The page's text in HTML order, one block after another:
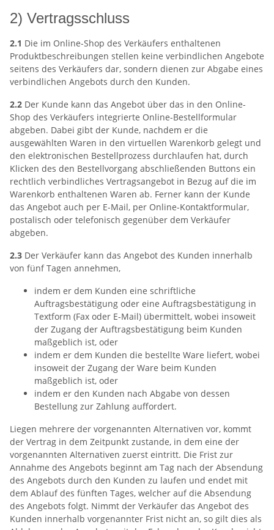
2) Vertragsschluss
2.1 Die im Online-Shop des Verkäufers enthaltenen
Produktbeschreibungen stellen keine verbindlichen Angebote
seitens des Verkäufers dar, sondern dienen zur Abgabe eines
verbindlichen Angebots durch den Kunden.
2.2 Der Kunde kann das Angebot über das in den Online-
Shop des Verkäufers integrierte Online-Bestellformular
abgeben. Dabei gibt der Kunde, nachdem er die
ausgewählten Waren in den virtuellen Warenkorb gelegt und
den elektronischen Bestellprozess durchlaufen hat, durch
Klicken des den Bestellvorgang abschließenden Buttons ein
rechtlich verbindliches Vertragsangebot in Bezug auf die im
Warenkorb enthaltenen Waren ab. Ferner kann der Kunde
das Angebot auch per E-Mail, per Online-Kontaktformular,
postalisch oder telefonisch gegenüber dem Verkäufer
abgeben.
2.3 Der Verkäufer kann das Angebot des Kunden innerhalb
von fünf Tagen annehmen,
indem er dem Kunden eine schriftliche
Auftragsbestätigung oder eine Auftragsbestätigung in
Textform (Fax oder E-Mail) übermittelt, wobei insoweit
der Zugang der Auftragsbestätigung beim Kunden
maßgeblich ist, oder
indem er dem Kunden die bestellte Ware liefert, wobei
insoweit der Zugang der Ware beim Kunden
maßgeblich ist, oder
indem er den Kunden nach Abgabe von dessen
Bestellung zur Zahlung auffordert.
Liegen mehrere der vorgenannten Alternativen vor, kommt
der Vertrag in dem Zeitpunkt zustande, in dem eine der
vorgenannten Alternativen zuerst eintritt. Die Frist zur
Annahme des Angebots beginnt am Tag nach der Absendung
des Angebots durch den Kunden zu laufen und endet mit
dem Ablauf des fünften Tages, welcher auf die Absendung
des Angebots folgt. Nimmt der Verkäufer das Angebot des
Kunden innerhalb vorgenannter Frist nicht an, so gilt dies als